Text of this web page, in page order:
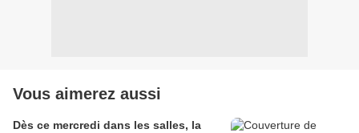
Vous aimerez aussi
Dès ce mercredi dans les salles, la